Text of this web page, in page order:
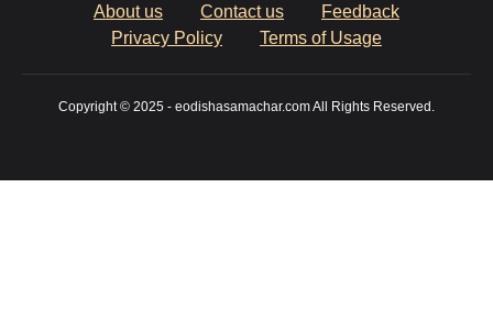
About us Contact us
Feedback
Privacy Policy
Terms of Usage
Copyright © 2025 - eodishasamachar.com All Rights Reserved.